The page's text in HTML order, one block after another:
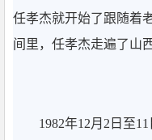
任孝杰就开始了跟随着
间里，任孝杰走遍了山
1982年12月2日至